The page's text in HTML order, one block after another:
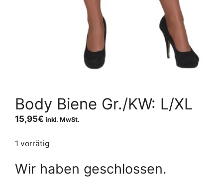
Body Biene Gr./KW: L/XL
15,95€ inkl. MwSt.
1 vorrätig
Wir haben geschlossen.